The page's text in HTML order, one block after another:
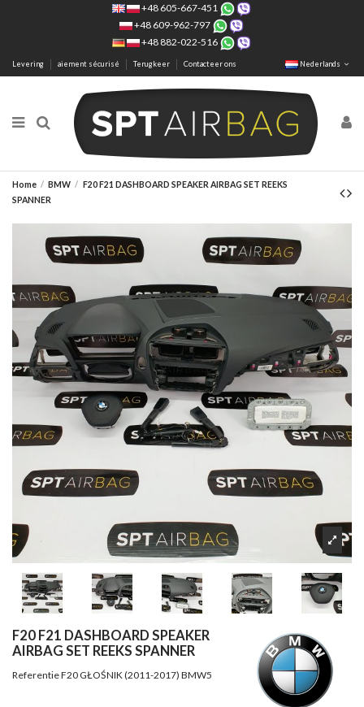
+48 605-667-451
+48 609-962-797
+48 882-022-516
Levering aiement sécurisé Terugkeer Contacteer ons Nederlands
Home BMW
F20 F21 DASHBOARD SPEAKER AIRBAG SET REEKS
SPANNER
F20 F21 DASHBOARD SPEAKER
AIRBAG SET REEKS SPANNER
ReferentieF20 GŁOŚNIK (2011-2017) BMW5